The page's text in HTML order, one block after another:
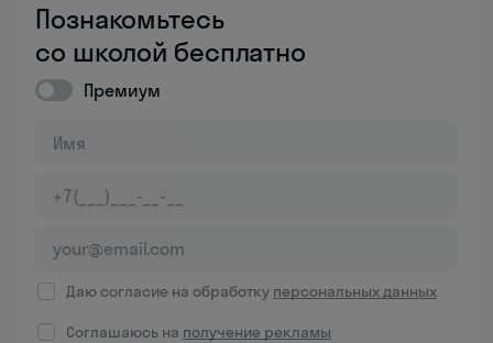
Познакомьтесь
со школой бесплатно
Премиум
Даю согласие на обработку персональных данных
Соглашаюсь на получение рекламы